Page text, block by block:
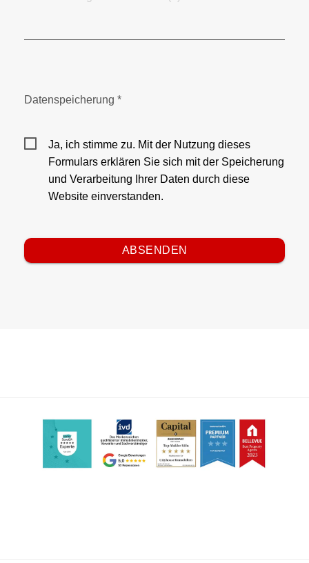
Datenspeicherung *
Ja, ich stimme zu. Mit der Nutzung dieses
Formulars erklären Sie sich mit der Speicherung
und Verarbeitung Ihrer Daten durch diese
Website einverstanden.